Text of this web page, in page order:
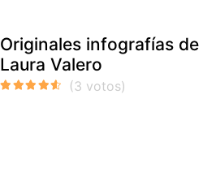
Originales infografías de
Laura Valero